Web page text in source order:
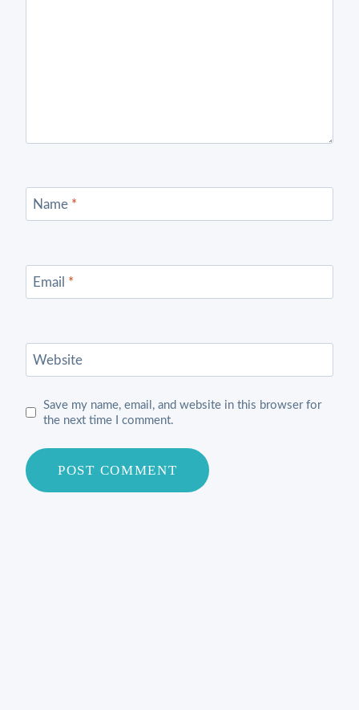
Name *
Email *
Website
Save my name, email, and website in this browser for
the next time I comment.